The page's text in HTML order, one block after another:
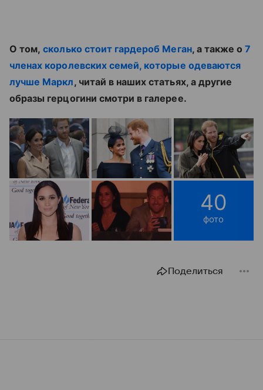
О том,сколько стоит гардероб Меган, а также о7
членах королевских семей, которые одеваются
лучше Маркл, читай в наших статьях, а другие
образы герцогини смотри в галерее.
40
фото
Поделиться